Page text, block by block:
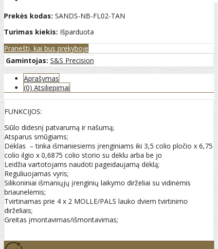
Prekės kodas: SANDS-NB-FL02-TAN
Turimas kiekis: Išparduota
Pranešti, kai bus prekyboje
Gamintojas: S&S Precision
Aprašymas
(0) Atsiliepimai
FUNKCIJOS:
Siūlo didesnį patvarumą ir našumą;
Atsparus smūgiams;
Dėklas – tinka išmaniesiems įrenginiams iki 3,5 colio pločio x 6,75
colio ilgio x 0,6875 colio storio su dėklu arba be jo
Leidžia vartotojams naudoti pageidaujamą dėklą;
Reguliuojamas vyris;
Silikoniniai išmaniųjų įrenginių laikymo dirželiai su vidinėmis
briaunelėmis;
Tvirtinamas prie 4 x 2 MOLLE/PALS lauko dviem tvirtinimo
dirželiais;
Greitas įmontavimas/išmontavimas;